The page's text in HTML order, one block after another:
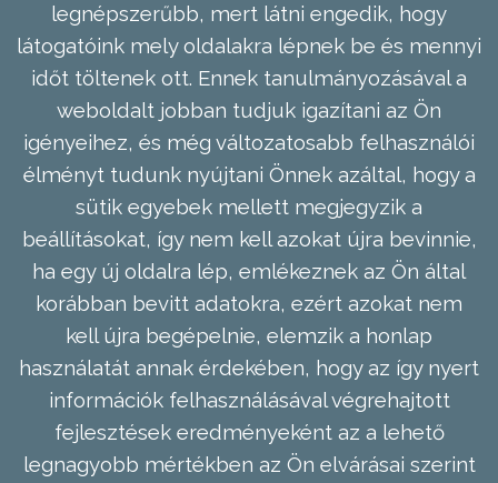
legnépszerűbb, mert látni engedik, hogy
látogatóink mely oldalakra lépnek be és mennyi
időt töltenek ott. Ennek tanulmányozásával a
weboldalt jobban tudjuk igazítani az Ön
igényeihez, és még változatosabb felhasználói
élményt tudunk nyújtani Önnek azáltal, hogy a
sütik egyebek mellett megjegyzik a
beállításokat, így nem kell azokat újra bevinnie,
ha egy új oldalra lép, emlékeznek az Ön által
korábban bevitt adatokra, ezért azokat nem
kell újra begépelnie, elemzik a honlap
használatát annak érdekében, hogy az így nyert
információk felhasználásával végrehajtott
fejlesztések eredményeként az a lehető
legnagyobb mértékben az Ön elvárásai szerint